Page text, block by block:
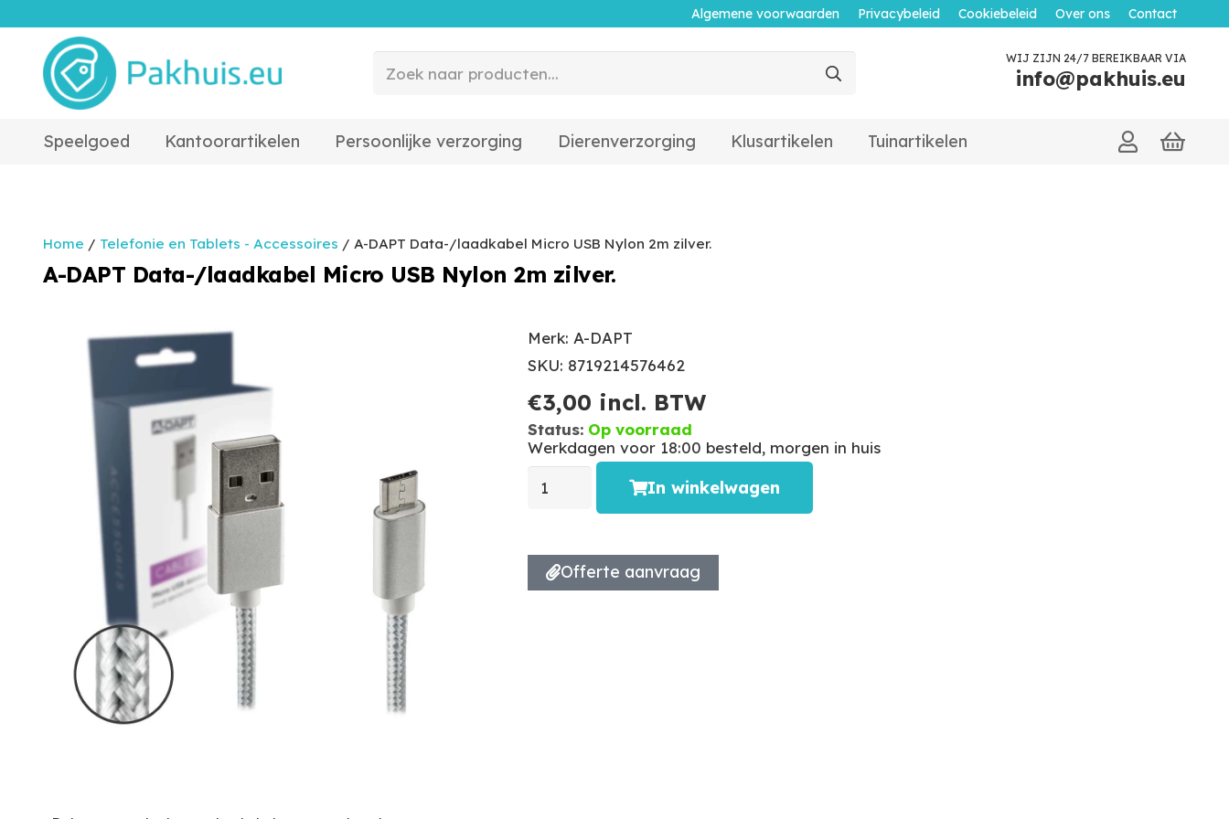
Algemene voorwaarden Privacybeleid Cookiebeleid Over ons Contact
WIJ ZIJN 24/7 BEREIKBAAR VIA
info@pakhuis.eu
Speelgoed Kantoorartikelen Persoonlijke verzorging Dierenverzorging Klusartikelen Tuinartikelen
Home / Telefonie en Tablets - Accessoires / A-DAPT Data-/laadkabel Micro USB Nylon 2m zilver.
A-DAPT Data-/laadkabel Micro USB Nylon 2m zilver.
Merk: A-DAPT
SKU: 8719214576462
€3,00 incl. BTW
Status: Op voorraad
Werkdagen voor 18:00 besteld, morgen in huis
In winkelwagen
Offerte aanvraag